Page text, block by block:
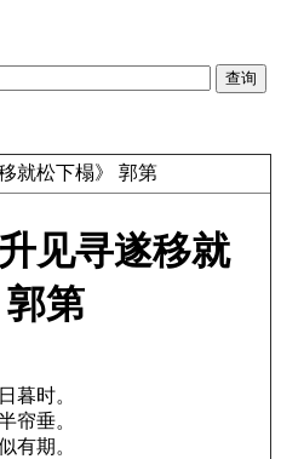
就松下榻》 郭第
见寻遂移就
第
暮时。
帘垂。
有期。